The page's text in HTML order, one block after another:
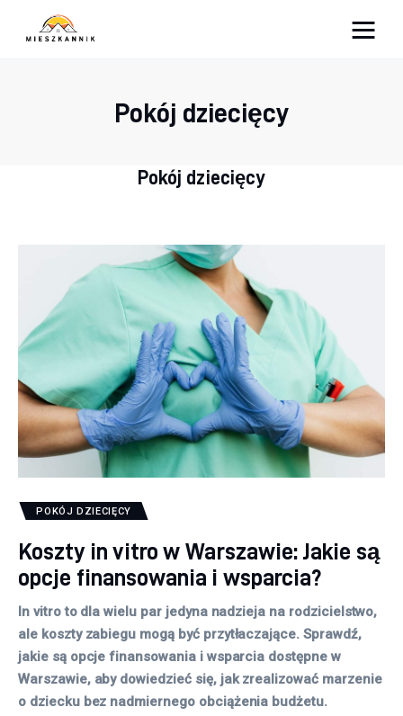
Pokój dziecięcy
Sypialnia
Salon
Więcej
Pokój dziecięcy
POKÓJ DZIECIĘCY
Koszty in vitro w Warszawie: Jakie są
opcje finansowania i wsparcia?
In vitro to dla wielu par jedyna nadzieja na rodzicielstwo,
ale koszty zabiegu mogą być przytłaczające. Sprawdź,
jakie są opcje finansowania i wsparcia dostępne w
Warszawie, aby dowiedzieć się, jak zrealizować marzenie
o dziecku bez nadmiernego obciążenia budżetu.